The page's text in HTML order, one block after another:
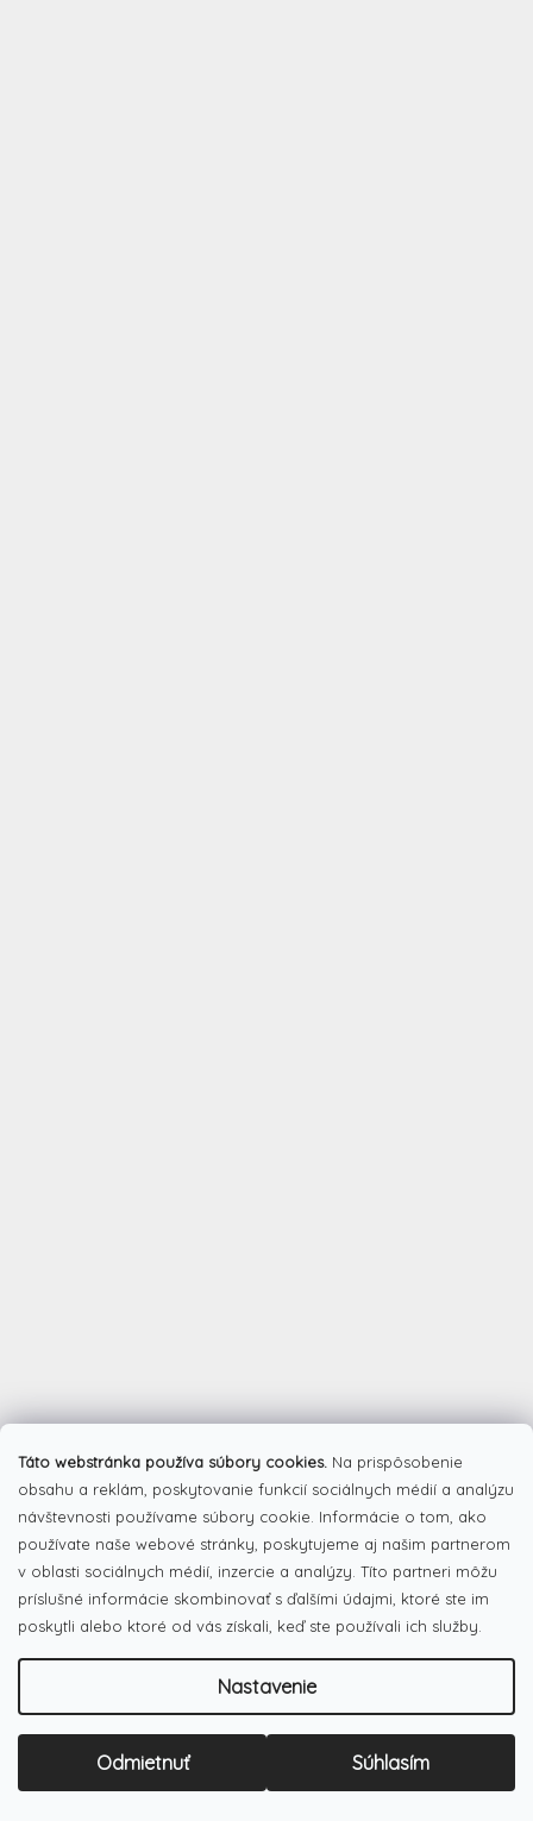
Táto webstránka používa súbory cookies. Na prispôsobenie
obsahu a reklám, poskytovanie funkcií sociálnych médií a analýzu
návštevnosti používame súbory cookie. Informácie o tom, ako
používate naše webové stránky, poskytujeme aj našim partnerom
v oblasti sociálnych médií, inzercie a analýzy. Títo partneri môžu
príslušné informácie skombinovať s ďalšími údajmi, ktoré ste im
poskytli alebo ktoré od vás získali, keď ste používali ich služby.
Nastavenie
Odmietnuť Súhlasím